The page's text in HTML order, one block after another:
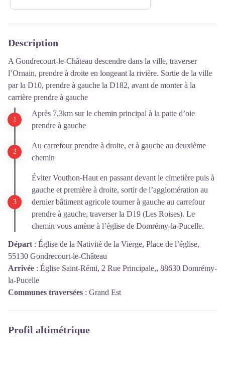
Description
A Gondrecourt-le-Château descendre dans la ville, traverser
l’Ornain, prendre à droite en longeant la rivière. Sortie de la ville
par la D10, prendre à gauche la D182, avant de monter à la
carrière prendre à gauche
Après 7,3km sur le chemin principal à la patte d’oie
prendre à gauche
Au carrefour prendre à droite, et à gauche au deuxième
chemin
Éviter Vouthon-Haut en passant devant le cimetière puis à
gauche et première à droite, sortir de l’agglomération au
dernier bâtiment agricole tourner à gauche au carrefour
prendre à gauche, traverser la D19 (Les Roises). Le
chemin vous amène à l’église de Domrémy-la-Pucelle.
Départ : Église de la Nativité de la Vierge, Place de l’église,
55130 Gondrecourt-le-Château
Arrivée : Église Saint-Rémi, 2 Rue Principale,, 88630 Domrémy-
la-Pucelle
Communes traversées : Grand Est
Profil altimétrique